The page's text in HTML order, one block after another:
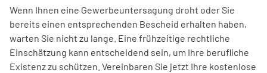
Wenn Ihnen eine Gewerbeuntersagung droht oder Sie
bereits einen entsprechenden Bescheid erhalten haben,
warten Sie nicht zu lange. Eine frühzeitige rechtliche
Einschätzung kann entscheidend sein, um Ihre berufliche
Existenz zu schützen. Vereinbaren Sie jetzt Ihre kostenlose